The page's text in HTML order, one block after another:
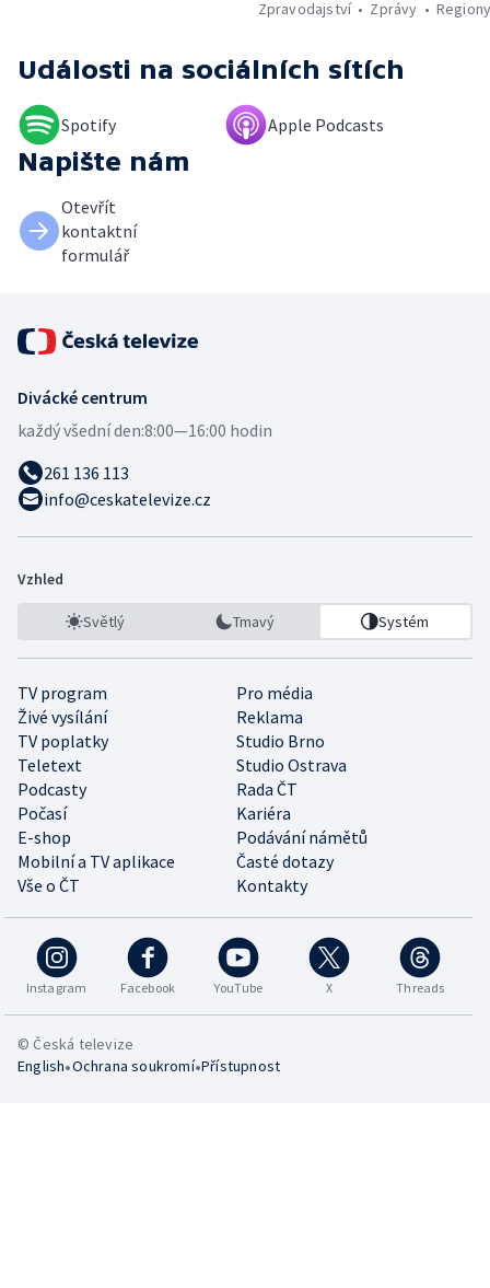
Zpravodajství
Zprávy
Události na sociálních sítích
Spotify Apple Podcasts
Napište nám
Otevřít
kontaktní
formulář
Divácké centrum
každý všední den:8:00—16:00 hodin
261 136 113
info@ceskatelevize.cz
Vzhled
Světlý Tmavý Systém
TV program
Pro média
Živé vysílání
Reklama
TV poplatky
Studio Brno
Teletext
Studio Ostrava
Podcasty
Rada ČT
Počasí
Kariéra
E-shop
Podávání námětů
Mobilní a TV aplikace
Časté dotazy
Vše o ČT
Kontakty
Instagram Facebook YouTube X Threads
© Česká televize
English•Ochrana soukromí•Přístupnost